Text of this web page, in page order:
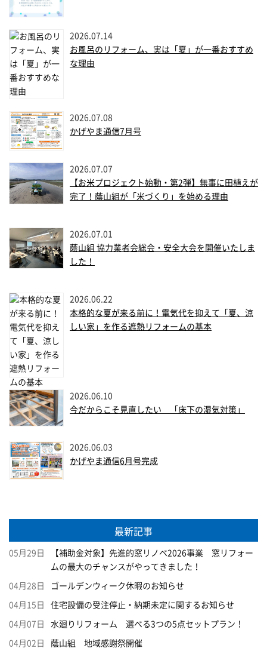
2026.07.14
お風呂のリフォーム、実は「夏」が一番おすすめ
な理由
2026.07.08
かげやま通信7月号
2026.07.07
【お米プロジェクト始動・第2弾】無事に田植えが
完了！蔭山組が「米づくり」を始める理由
2026.07.01
蔭山組 協力業者会総会・安全大会を開催いたしま
した！
2026.06.22
本格的な夏が来る前に！電気代を抑えて「夏、涼
しい家」を作る遮熱リフォームの基本
2026.06.10
今だからこそ見直したい 「床下の湿気対策」
2026.06.03
かげやま通信6月号完成
最新記事
05月29日
【補助金対象】先進的窓リノベ2026事業 窓リフォー
ムの最大のチャンスがやってきました！
04月28日 ゴールデンウィーク休暇のお知らせ
04月15日 住宅設備の受注停止・納期未定に関するお知らせ
04月07日 水廻りリフォーム 選べる3つの5点セットプラン！
04月02日 蔭山組 地域感謝祭開催